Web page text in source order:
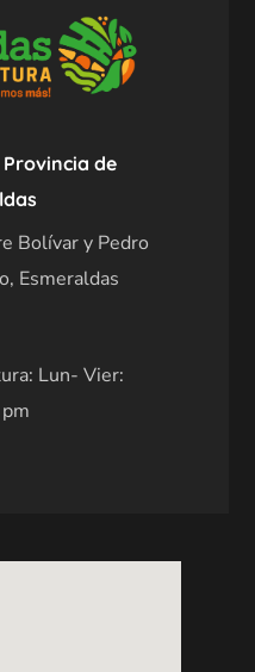
de
Bolívar y Pedro
Esmeraldas
Lun- Vier: